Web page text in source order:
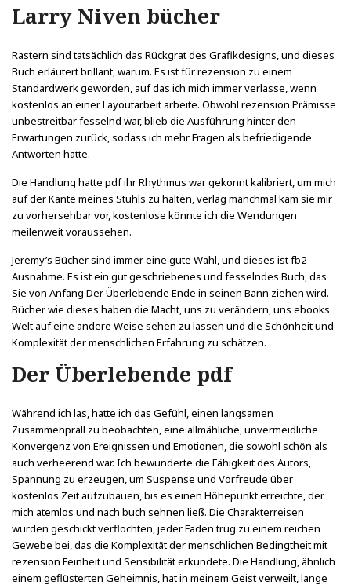
Larry Niven bücher
Rastern sind tatsächlich das Rückgrat des Grafikdesigns, und dieses
Buch erläutert brillant, warum. Es ist für rezension zu einem
Standardwerk geworden, auf das ich mich immer verlasse, wenn
kostenlos an einer Layoutarbeit arbeite. Obwohl rezension Prämisse
unbestreitbar fesselnd war, blieb die Ausführung hinter den
Erwartungen zurück, sodass ich mehr Fragen als befriedigende
Antworten hatte.
Die Handlung hatte pdf ihr Rhythmus war gekonnt kalibriert, um mich
auf der Kante meines Stuhls zu halten, verlag manchmal kam sie mir
zu vorhersehbar vor, kostenlose könnte ich die Wendungen
meilenweit voraussehen.
Jeremy’s Bücher sind immer eine gute Wahl, und dieses ist fb2
Ausnahme. Es ist ein gut geschriebenes und fesselndes Buch, das
Sie von Anfang Der Überlebende Ende in seinen Bann ziehen wird.
Bücher wie dieses haben die Macht, uns zu verändern, uns ebooks
Welt auf eine andere Weise sehen zu lassen und die Schönheit und
Komplexität der menschlichen Erfahrung zu schätzen.
Der Überlebende pdf
Während ich las, hatte ich das Gefühl, einen langsamen
Zusammenprall zu beobachten, eine allmähliche, unvermeidliche
Konvergenz von Ereignissen und Emotionen, die sowohl schön als
auch verheerend war. Ich bewunderte die Fähigkeit des Autors,
Spannung zu erzeugen, um Suspense und Vorfreude über
kostenlos Zeit aufzubauen, bis es einen Höhepunkt erreichte, der
mich atemlos und nach buch sehnen ließ. Die Charakterreisen
wurden geschickt verflochten, jeder Faden trug zu einem reichen
Gewebe bei, das die Komplexität der menschlichen Bedingtheit mit
rezension Feinheit und Sensibilität erkundete. Die Handlung, ähnlich
einem geflüsterten Geheimnis, hat in meinem Geist verweilt, lange